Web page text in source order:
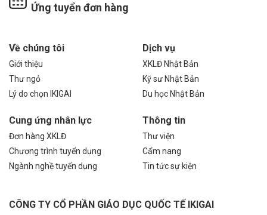
Ứng tuyển đơn hàng
Về chúng tôi
Giới thiệu
Thư ngỏ
Lý do chọn IKIGAI
Dịch vụ
XKLĐ Nhật Bản
Kỹ sư Nhật Bản
Du học Nhật Bản
Cung ứng nhân lực
Đơn hàng XKLĐ
Chương trình tuyển dụng
Ngành nghề tuyển dụng
Thông tin
Thư viện
Cẩm nang
Tin tức sự kiện
CÔNG TY CỔ PHẦN GIÁO DỤC QUỐC TẾ IKIGAI